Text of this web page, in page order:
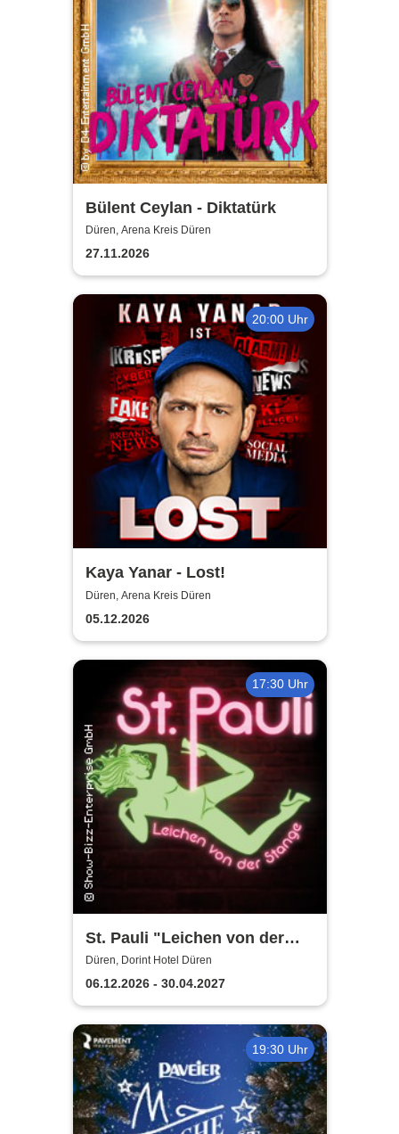
Bülent Ceylan - Diktatürk
Düren, Arena Kreis Düren
27.11.2026
20:00 Uhr
Kaya Yanar - Lost!
Düren, Arena Kreis Düren
05.12.2026
17:30 Uhr
St. Pauli "Leichen von der
Stange" - Krimi-Dinner
Düren, Dorint Hotel Düren
06.12.2026 - 30.04.2027
19:30 Uhr